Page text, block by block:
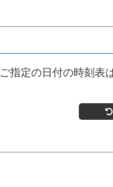
ご指定の日付の時刻表